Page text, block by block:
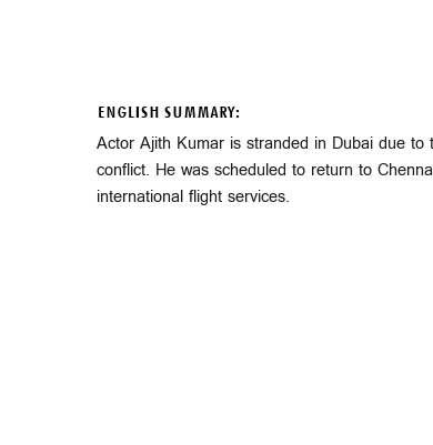
ENGLISH SUMMARY:
Actor Ajith Kumar is stranded in Dubai due
conflict. He was scheduled to return to
international flight services.